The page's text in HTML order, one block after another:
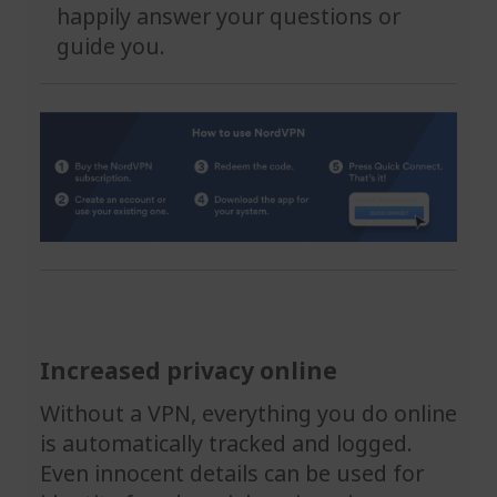
happily answer your questions or
guide you.
Increased privacy online
Without a VPN, everything you do online
is automatically tracked and logged.
Even innocent details can be used for